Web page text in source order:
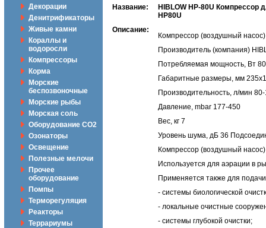
Декорации
Денитрификаторы
Живые камни
Кораллы и
водоросли
Компрессоры
Корма
Морские
беспозвоночные
Морские рыбы
Морская соль
Оборудование CO2
Озонаторы
Освещение
Полезные мелочи
Прочее
оборудование
Помпы
Терморегуляция
Реакторы
Террариумы
Название:
HIBLOW HP-80U Компрессор
HP80U
Описание:
Компрессор (воздушный
Производитель (компания)
Потребляемая мощность, Вт 80
Габаритные размеры, мм
Производительность, л/мин
Давление, mbar 177-450
Вес, кг 7
Уровень шума, дБ 36
Компрессор (воздушный
Используется для аэрации в
Применяется также для
- системы биологической
- локальные очистные
- системы глубокой очистки;